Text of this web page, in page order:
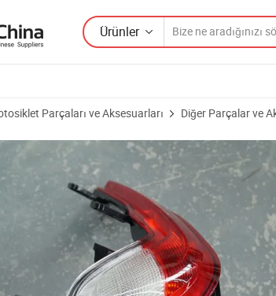
Ürünler
Parçaları ve Aksesuarları Diğer Parçalar ve
Parça Üretimi İyi Fiyatlı Otomatik Sis Lambası